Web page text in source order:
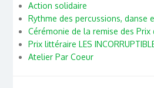
Action solidaire
Rythme des percussions, danse
Cérémonie de la remise des Prix
Prix littéraire LES
Atelier Par Coeur